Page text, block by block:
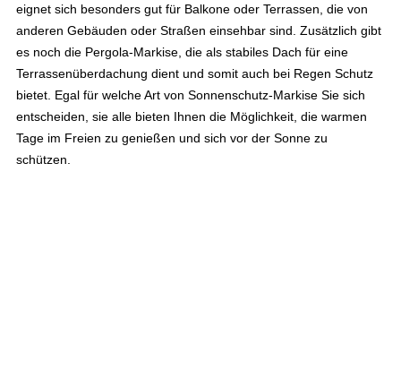
eignet sich besonders gut für Balkone oder Terrassen, die von
anderen Gebäuden oder Straßen einsehbar sind. Zusätzlich gibt
es noch die Pergola-Markise, die als stabiles Dach für eine
Terrassenüberdachung dient und somit auch bei Regen Schutz
bietet. Egal für welche Art von Sonnenschutz-Markise Sie sich
entscheiden, sie alle bieten Ihnen die Möglichkeit, die warmen
Tage im Freien zu genießen und sich vor der Sonne zu
schützen.